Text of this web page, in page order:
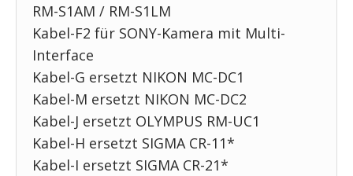
RM-S1AM / RM-S1LM
Kabel-F2 für SONY-Kamera mit Multi-
Interface
Kabel-G ersetzt NIKON MC-DC1
Kabel-M ersetzt NIKON MC-DC2
Kabel-J ersetzt OLYMPUS RM-UC1
Kabel-H ersetzt SIGMA CR-11*
Kabel-I ersetzt SIGMA CR-21*